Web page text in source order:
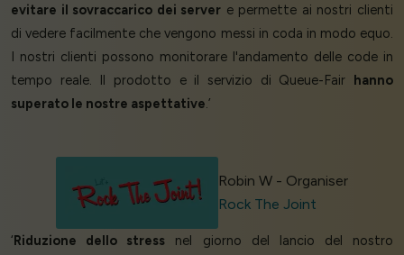
evitare il sovraccarico dei server e permette ai nostri clienti
di vedere facilmente che vengono messi in coda in modo equo.
I nostri clienti possono monitorare l'andamento delle code in
tempo reale. Il prodotto e il servizio di Queue-Fair hanno
superato le nostre aspettative.’
Robin W - Organiser
Rock The Joint
‘Riduzione dello stress nel giorno del lancio del nostro